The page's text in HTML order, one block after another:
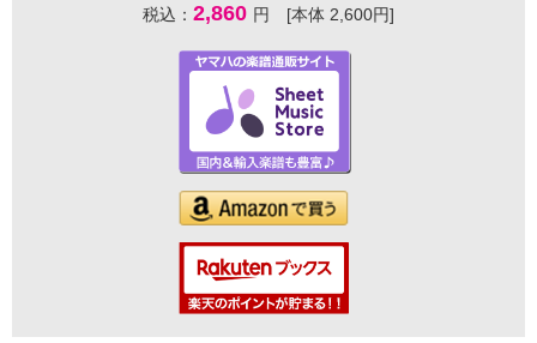
税込： 2,860 円 [本体 2,600円]